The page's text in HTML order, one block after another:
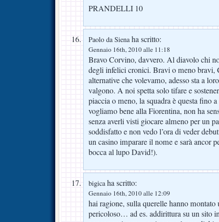
PRANDELLI 10
Paolo da Sienaha scritto:
Gennaio 16th, 2010 alle 11:18
Bravo Corvino, davvero. Al diavolo chi
degli infelici cronici. Bravi o meno bravi,
alternative che volevamo, adesso sta a
valgono. A noi spetta solo tifare e
piaccia o meno, la squadra è questa fino
vogliamo bene alla Fiorentina, non ha
senza averli visti giocare almeno per un
soddisfatto e non vedo l’ora di veder
un casino imparare il nome e sarà ancor
bocca al lupo David!).
bigicaha scritto:
Gennaio 16th, 2010 alle 12:09
hai ragione, sulla querelle hanno montato
pericoloso… ad es. addirittura su un sito